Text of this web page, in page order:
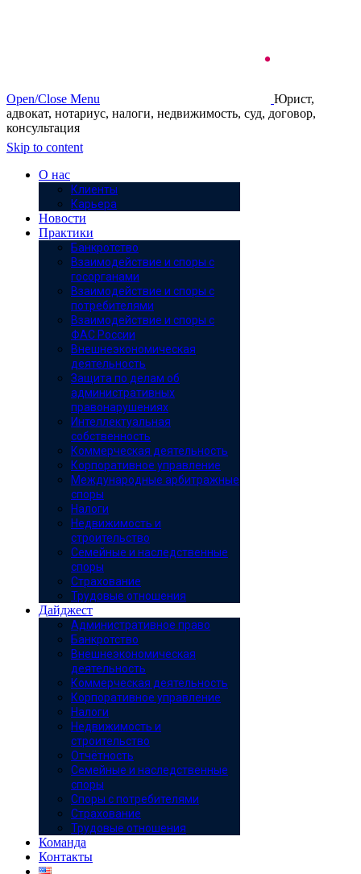
Open/Close Menu
Юрист,
адвокат, нотариус, налоги, недвижимость, суд, договор,
консультация
Skip to content
О нас
Клиенты
Карьера
Новости
Практики
Банкротство
Взаимодействие и споры с
госорганами
Взаимодействие и споры с
потребителями
Взаимодействие и споры с
ФАС России
Внешнеэкономическая
деятельность
Защита по делам об
административных
правонарушениях
Интеллектуальная
собственность
Коммерческая деятельность
Корпоративное управление
Международные арбитражные
споры
Налоги
Недвижимость и
строительство
Семейные и наследственные
споры
Страхование
Трудовые отношения
Дайджест
Административное право
Банкротство
Внешнеэкономическая
деятельность
Коммерческая деятельность
Корпоративное управление
Налоги
Недвижимость и
строительство
Отчётность
Семейные и наследственные
споры
Споры с потребителями
Страхование
Трудовые отношения
Команда
Контакты